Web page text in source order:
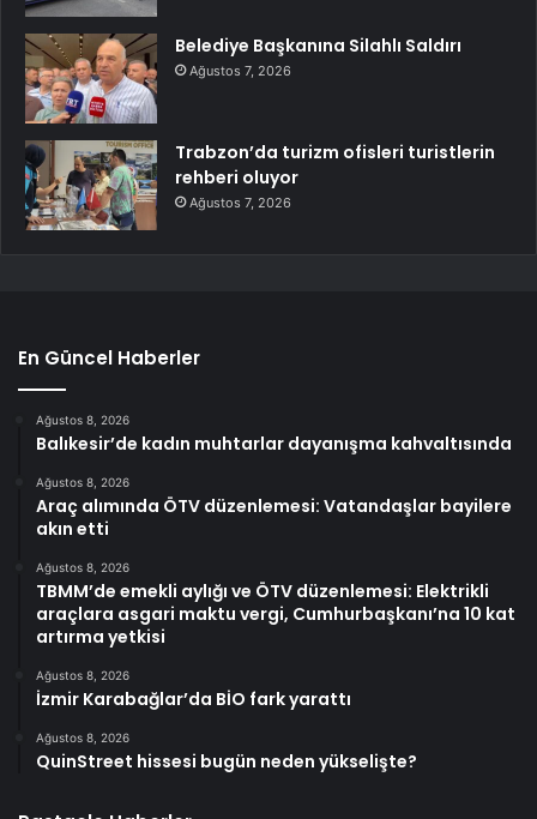
Belediye Başkanına Silahlı Saldırı
Ağustos 7, 2026
Trabzon’da turizm ofisleri turistlerin
rehberi oluyor
Ağustos 7, 2026
En Güncel Haberler
Ağustos 8, 2026
Balıkesir’de kadın muhtarlar dayanışma kahvaltısında
Ağustos 8, 2026
Araç alımında ÖTV düzenlemesi: Vatandaşlar bayilere
akın etti
Ağustos 8, 2026
TBMM’de emekli aylığı ve ÖTV düzenlemesi: Elektrikli
araçlara asgari maktu vergi, Cumhurbaşkanı’na 10 kat
artırma yetkisi
Ağustos 8, 2026
İzmir Karabağlar’da BİO fark yarattı
Ağustos 8, 2026
QuinStreet hissesi bugün neden yükselişte?